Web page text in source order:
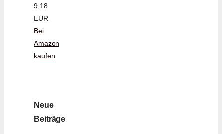
9,18
EUR
Bei
Amazon
kaufen
Neue
Beiträge